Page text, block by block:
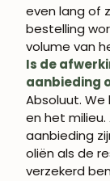
even lang of
bestelling
volume van
Is de
aanbieding
Absoluut.
en het
aanbieding
oliën als de
verzekerd